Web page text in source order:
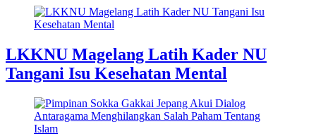
LKKNU Magelang Latih Kader NU
Tangani Isu Kesehatan Mental